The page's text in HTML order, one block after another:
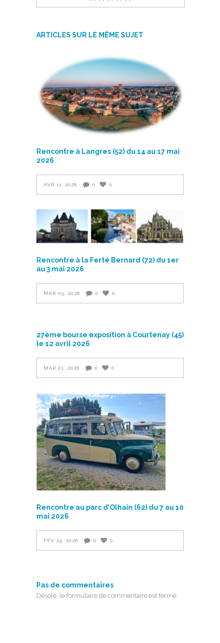
ARTICLES SUR LE MÊME SUJET
Rencontre à Langres (52) du 14 au 17 mai
2026
AVR 11, 2026 0 0
Rencontre à la Ferté Bernard (72) du 1er
au 3 mai 2026
MAR 05, 2026 0 0
27ème bourse exposition à Courtenay (45)
le 12 avril 2026
MAR 01, 2026 0 0
Rencontre au parc d’Olhain (62) du 7 au 10
mai 2026
FÉV 24, 2026 0 0
Pas de commentaires
Désolé, le formulaire de commentaire est fermé.